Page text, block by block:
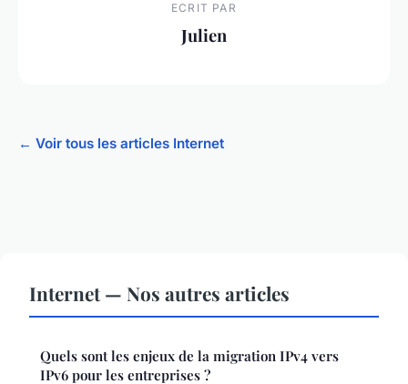
ECRIT PAR
Julien
← Voir tous les articles Internet
Internet — Nos autres articles
Quels sont les enjeux de la migration IPv4 vers
IPv6 pour les entreprises ?